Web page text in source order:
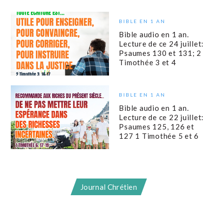
BIBLE EN 1 AN
Bible audio en 1 an.
Lecture de ce 24 juillet:
Psaumes 130 et 131; 2
Timothée 3 et 4
BIBLE EN 1 AN
Bible audio en 1 an.
Lecture de ce 22 juillet:
Psaumes 125, 126 et
127 1 Timothée 5 et 6
Journal Chrétien